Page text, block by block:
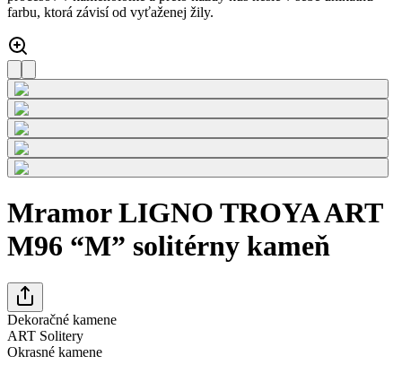
farbu, ktorá závisí od vyťaženej žily.
Mramor LIGNO TROYA ART
M96 “M” solitérny kameň
Dekoračné kamene
ART Solitery
Okrasné kamene